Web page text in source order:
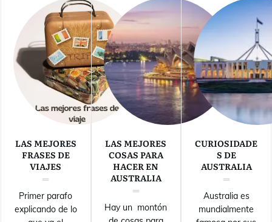
LAS MEJORES
FRASES DE
VIAJES
Primer parafo
explicando de lo
LAS MEJORES
COSAS PARA
HACER EN
AUSTRALIA
Hay un montón
CURIOSIDADE
S DE
AUSTRALIA
Australia es
mundialmente